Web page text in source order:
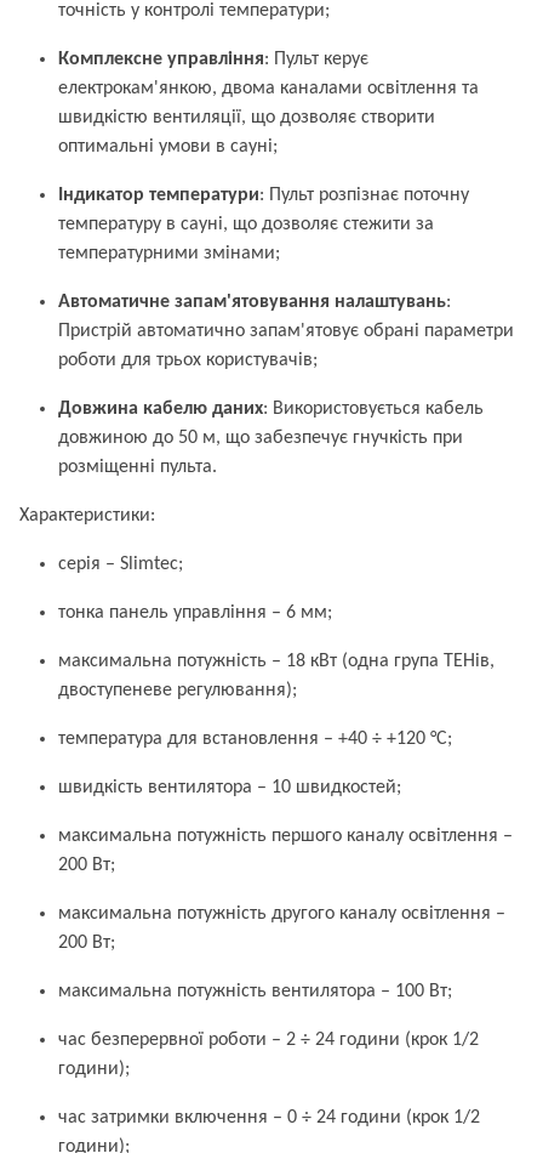
точність у контролі температури;
Комплексне управління: Пульт керує
електрокам'янкою, двома каналами освітлення та
швидкістю вентиляції, що дозволяє створити
оптимальні умови в сауні;
Індикатор температури: Пульт розпізнає поточну
температуру в сауні, що дозволяє стежити за
температурними змінами;
Автоматичне запам'ятовування налаштувань:
Пристрій автоматично запам'ятовує обрані параметри
роботи для трьох користувачів;
Довжина кабелю даних: Використовується кабель
довжиною до 50 м, що забезпечує гнучкість при
розміщенні пульта.
Характеристики:
серія – Slimtec;
тонка панель управління – 6 мм;
максимальна потужність – 18 кВт (одна група ТЕНів,
двоступеневе регулювання);
температура для встановлення – +40 ÷ +120 °С;
швидкість вентилятора – 10 швидкостей;
максимальна потужність першого каналу освітлення –
200 Вт;
максимальна потужність другого каналу освітлення –
200 Вт;
максимальна потужність вентилятора – 100 Вт;
час безперервної роботи – 2 ÷ 24 години (крок 1/2
години);
час затримки включення – 0 ÷ 24 години (крок 1/2
години);